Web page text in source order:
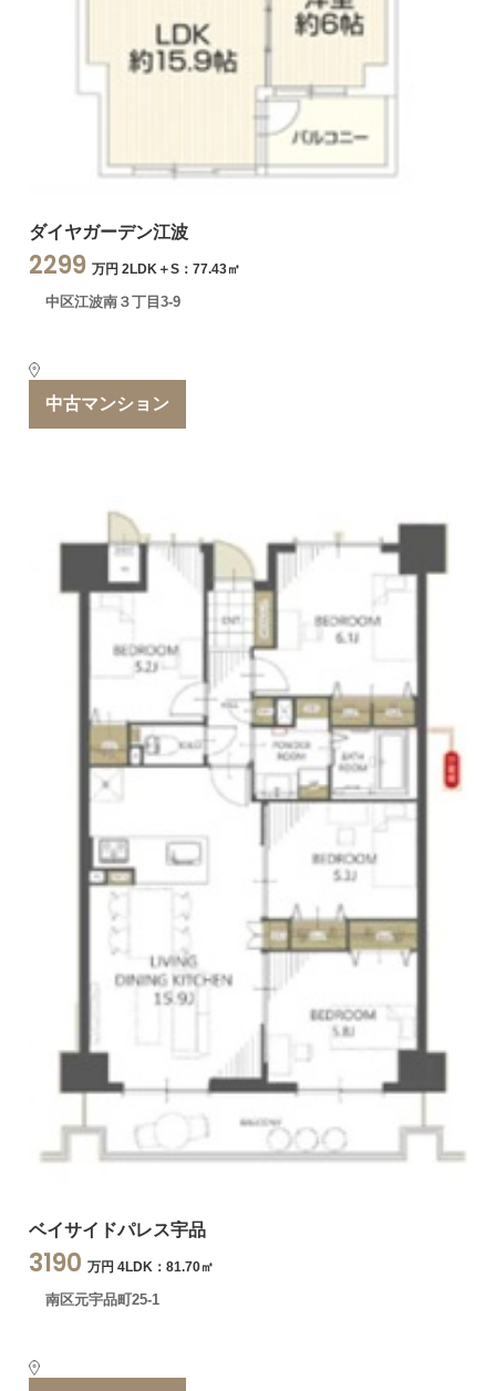
ダイヤガーデン江波
2299 万円 2LDK＋S：77.43㎡
中区江波南３丁目3-9
中古マンション
ベイサイドパレス宇品
3190 万円 4LDK：81.70㎡
南区元宇品町25-1